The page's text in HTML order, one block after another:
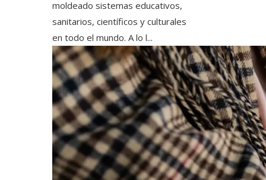
moldeado sistemas educativos,
sanitarios, científicos y culturales
en todo el mundo. A lo l...